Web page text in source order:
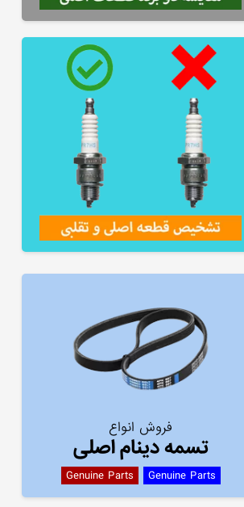
فروش انواع
تسمه دینام اصلی
Genuine Parts Genuine Parts